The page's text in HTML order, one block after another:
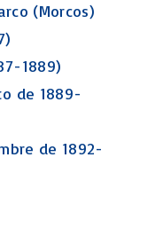
(Morcos)
1889)
de 1889-
de 1892-